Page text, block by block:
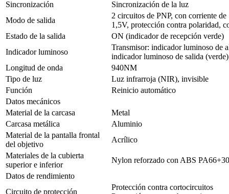
Sincronización
Sincronización de la luz
Modo de salida
2 circuitos de PNP, con corriente
1,5V, protección contra polaridad,
Estado de la salida
ON (indicador de recepción verde)
Indicador luminoso
Transmisor: indicador luminoso de
indicador luminoso de salida
Longitud de onda
940NM
Tipo de luz
Luz infrarroja (NIR), invisible
Función
Reinicio automático
Datos mecánicos
Material de la carcasa
Metal
Carcasa metálica
Aluminio
Material de la pantalla frontal
del objetivo
Acrílico
Materiales de la cubierta
superior e inferior
Nylon reforzado con ABS
Datos de rendimiento
Circuito de protección
Protección contra cortocircuitos